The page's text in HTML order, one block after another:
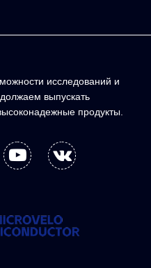
исследований и
выпускать
продукты.